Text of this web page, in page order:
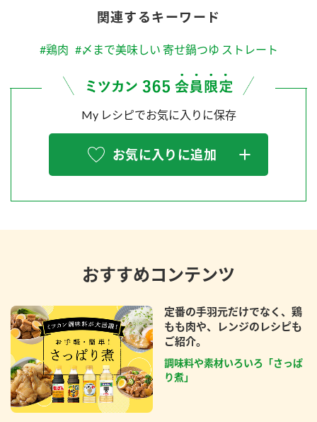
関連するキーワード
#鶏肉 #〆まで美味しい 寄せ鍋つゆ ストレート
My レシピでお気に入りに保存
お気に入りに追加
おすすめコンテンツ
定番の手羽元だけでなく、鶏
もも肉や、レンジのレシピも
ご紹介。
調味料や素材いろいろ「さっぱ
り煮」